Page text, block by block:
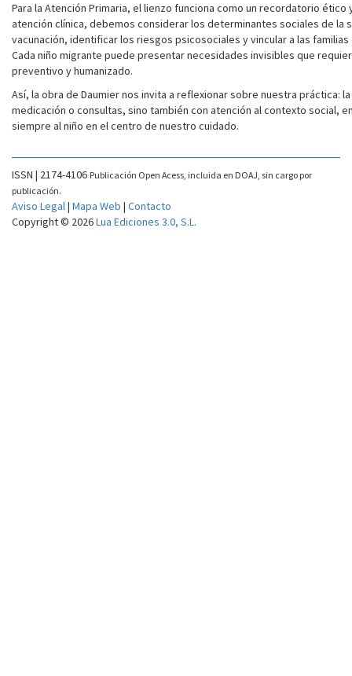
Para la Atención Primaria, el lienzo funciona como un recordatorio ético
atención clínica, debemos considerar los determinantes sociales de la
vacunación, identificar los riesgos psicosociales y vincular a las
Cada niño migrante puede presentar necesidades invisibles que
preventivo y humanizado.
Así, la obra de Daumier nos invita a reflexionar sobre nuestra práctica:
medicación o consultas, sino también con atención al contexto social,
siempre al niño en el centro de nuestro cuidado.
ISSN | 2174-4106 Publicación Open Acess, incluida en DOAJ, sin cargo por
publicación.
Aviso Legal| Mapa Web | Contacto
Copyright © 2026Lua Ediciones 3.0, S.L.